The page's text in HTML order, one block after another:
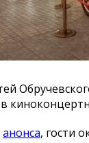
анонса, гости